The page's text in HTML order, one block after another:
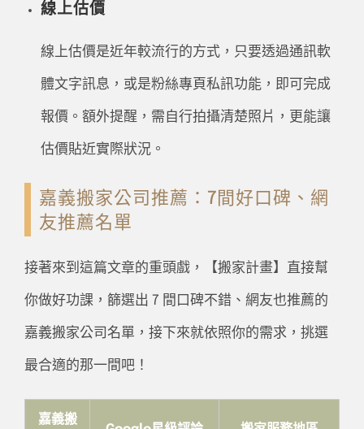
線上估價
線上估價是近年較流行的方式，只要透過通訊軟
體文字訊息，或是粉絲專頁私訊功能，即可完成
報價。額外提醒，需自行拍攝清楚照片，更能讓
估價貼近實際狀況。
嘉義搬家公司推薦：7間好口碑、網
友推薦名單
接著來到這篇文章的重頭戲，【搬家計畫】直接幫
你做好功課，篩選出 7 間口碑不錯、網友也推薦的
嘉義搬家公司名單，接下來就依照你的需求，挑選
最合適的那一間吧！
嘉義搬